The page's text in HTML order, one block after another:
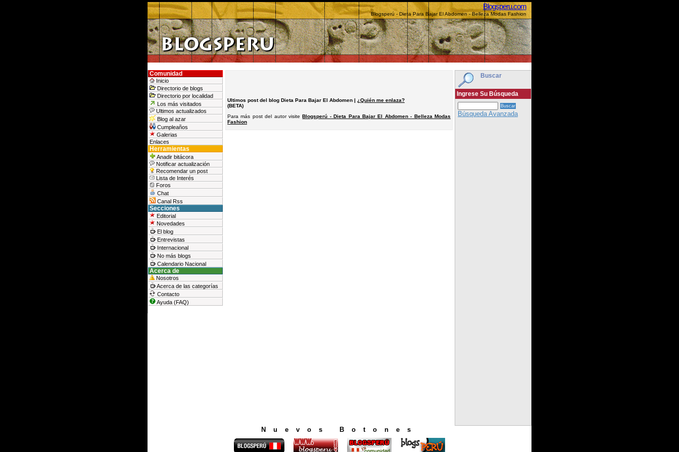
Blogsperu.com
Blogsperú - Dieta Para Bajar El Abdomen - Belleza Modas Fashion
Buscar
Ingrese Su Búsqueda
Búsqueda Avanzada
Comunidad
Inicio
Directorio de blogs
Directorio por localidad
Los más visitados
Ultimos actualizados
Blog al azar
Cumpleaños
Galerias
Enlaces
Herramientas
Anadir bitácora
Notificar actualización
Recomendar un post
Lista de Interés
Foros
Chat
Canal Rss
Secciones
Editorial
Novedades
El blog
Entrevistas
Internacional
No más blogs
Calendario Nacional
Acerca de
Nosotros
Acerca de las categorías
Contacto
Ayuda (FAQ)
Ultimos post del blog Dieta Para Bajar El Abdomen | ¿Quién me enlaza?
(BETA)
Para más post del autor visiteBlogsperú - Dieta Para Bajar El Abdomen - Belleza Modas
Fashion
Nuevos Botones